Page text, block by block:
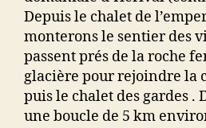
Depuis le chalet de
monterons le sentier des
passent prés de la roche
glacière pour rejoindre la
puis le chalet des gardes .
une boucle de 5 km